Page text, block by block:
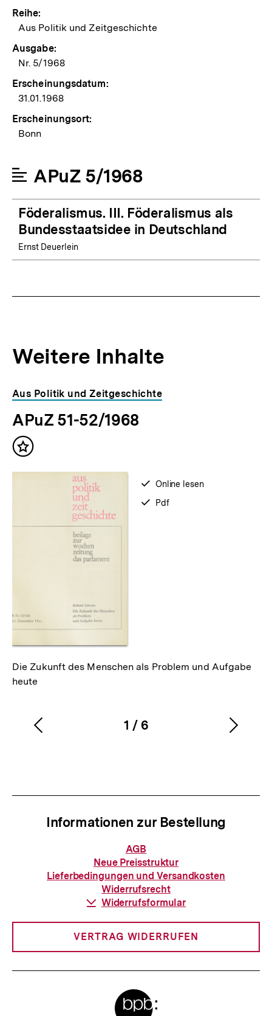
Reihe:
Aus Politik und Zeitgeschichte
Ausgabe:
Nr. 5/1968
Erscheinungsdatum:
31.01.1968
Erscheinungsort:
Bonn
APuZ 5/1968
Föderalismus. III. Föderalismus als
Bundesstaatsidee in Deutschland
Ernst Deuerlein
Weitere Inhalte
Inhaltskarousell
für
weitere
Inhalte
Inhaltskarussell
überspringen
Aus Politik und Zeitgeschichte
APuZ 51-52/1968
Inhalt
verfügbar
Online lesen
verfügbar
Pdf
Die Zukunft des Menschen als Problem und Aufgabe
heute
Karussellinhalt
1
von
/ 6
Vorherigen
Informationen zur Bestellung
Informationen
zur
Bestellung
AGB
Neue Preisstruktur
Lieferbedingungen und Versandkosten
Widerrufsrecht
Download-
Widerrufsformular
VERTRAG WIDERRUFEN